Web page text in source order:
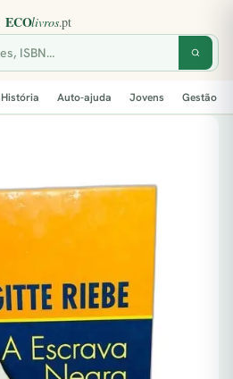
História Auto-ajuda Jovens Gestão